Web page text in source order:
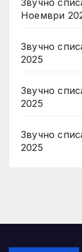
Звучно
Ноември
Звучно
2025
Звучно
2025
Звучно
2025